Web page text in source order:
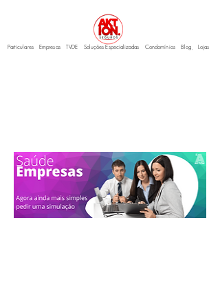
Particulares Empresas TVDE Soluções Especializadas Condomínios Blog Lojas